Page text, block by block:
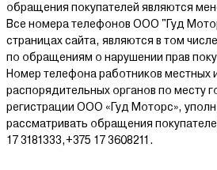
обращения покупателей являются
Все номера телефонов ООО "Гуд
страницах сайта, являются в том
по обращениям о нарушении прав
Номер телефона работников местных
распорядительных органов по месту
регистрации ООО «Гуд Моторс»,
рассматривать обращения
17 3181333,+375 17 3608211.